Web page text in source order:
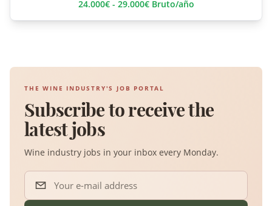
24.000€ - 29.000€ Bruto/año
THE WINE INDUSTRY'S JOB PORTAL
Subscribe to receive the
latest jobs
Wine industry jobs in your inbox every Monday.
Your e-mail address